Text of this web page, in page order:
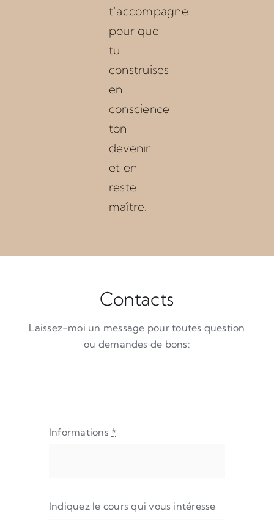
t’accompagne
pour que
tu
construises
en
conscience
ton
devenir
et en
reste
maître.
Contacts
Laissez-moi un message pour toutes question
ou demandes de bons:
Informations*
Indiquez le cours qui vous intéresse